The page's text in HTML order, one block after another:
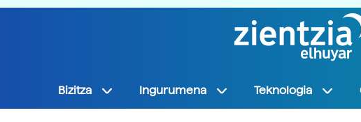
Bizitza Ingurumena Teknologia